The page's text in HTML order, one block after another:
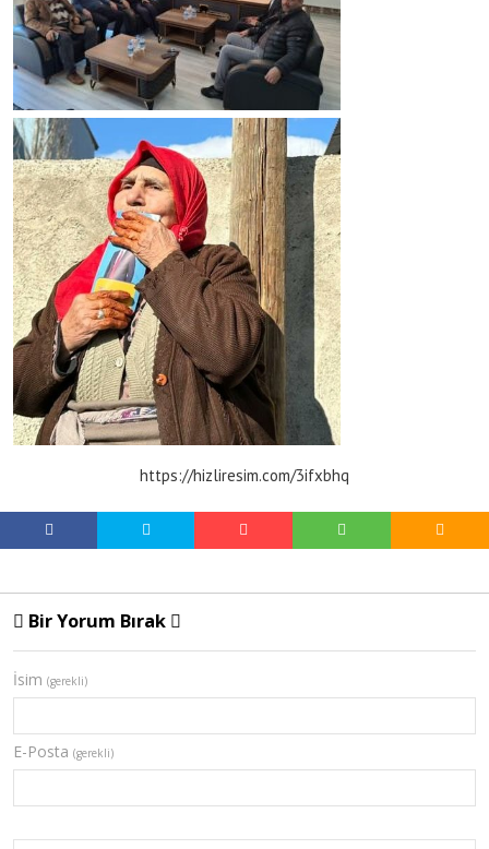
https://hizliresim.com/3ifxbhq
Bir Yorum Bırak
İsim (gerekli)
E-Posta (gerekli)